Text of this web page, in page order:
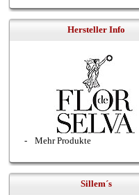
Hersteller Info
- Mehr Produkte
Sillem´s